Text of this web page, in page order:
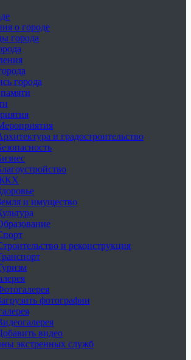
о городе
города
города
и градостроительство
и имущество
и реконструкция
фотографии
видео
экстренных служб